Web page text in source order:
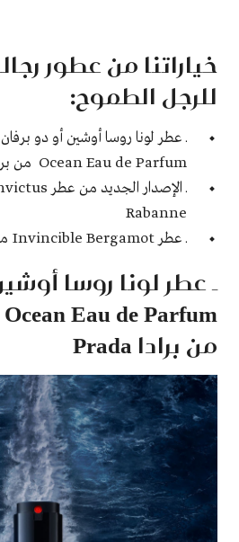
للرجل الطموح:
Ocean Eau de Parfum من برادا Prada
Rabanne
ـ عطر Invincible Bergamot من "بوس" BOSS
ـ عطر لونا روسا
من برادا Prada